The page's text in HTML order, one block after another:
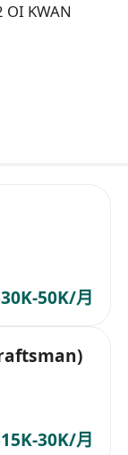
OI KWAN
50K/月
30K/月